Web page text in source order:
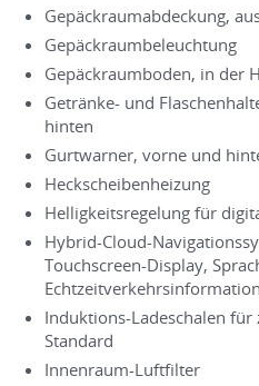
Gepäckraumabdeckung,
Gepäckraumbeleuchtung
Gepäckraumboden, in der
Getränke- und
hinten
Gurtwarner, vorne und
Heckscheibenheizung
Helligkeitsregelung für
Hybrid-Cloud-
Touchscreen-Display,
Echtzeitverkehrsinformation
Induktions-Ladeschalen
Standard
Innenraum-Luftfilter